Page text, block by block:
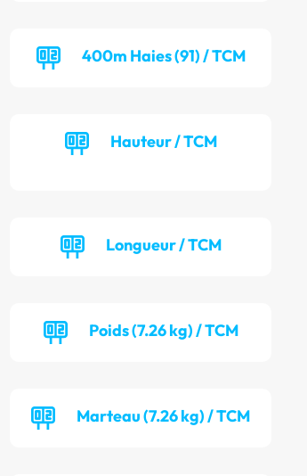
400m Haies (91) / TCM
Hauteur / TCM
Longueur / TCM
Poids (7.26 kg) / TCM
Marteau (7.26 kg) / TCM